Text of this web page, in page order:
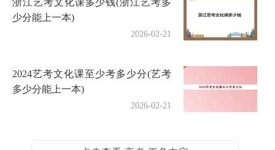
浙江艺考文化课多少钱(浙江艺考多
少分能上一本)
2026-02-21
2024艺考文化课至少考多少分(艺考
多少分能上一本)
2026-02-21